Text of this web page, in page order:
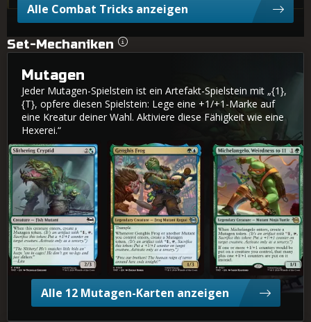
Alle Combat Tricks anzeigen
Set-Mechaniken
Mutagen
Jeder Mutagen-Spielstein ist ein Artefakt-Spielstein mit „{1},
{T}, opfere diesen Spielstein: Lege eine +1/+1-Marke auf
eine Kreatur deiner Wahl. Aktiviere diese Fähigkeit wie eine
Hexerei.“
Schlängelndes Kryptid Dschingis Frosch Michelangelo, Oberspinner
Alle 12 Mutagen-Karten anzeigen